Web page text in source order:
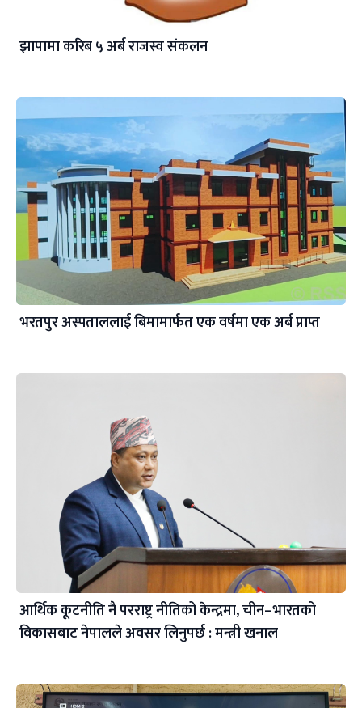
झापामा करिब ५ अर्ब राजस्व संकलन
भरतपुर अस्पताललाई बिमामार्फत एक वर्षमा एक अर्ब प्राप्त
आर्थिक कूटनीति नै परराष्ट्र नीतिको केन्द्रमा, चीन–भारतको
विकासबाट नेपालले अवसर लिनुपर्छ : मन्त्री खनाल